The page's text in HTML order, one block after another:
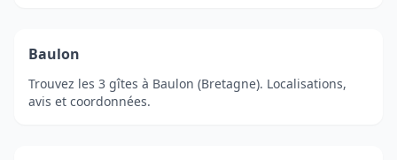
Baulon
Trouvez les 3 gîtes à Baulon (Bretagne). Localisations,
avis et coordonnées.